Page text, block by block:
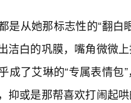
是从她那标志性的“翻白
洁白的巩膜，嘴角微微
成了艾琳的“专属表情包
抑或是那帮喜欢打闹起